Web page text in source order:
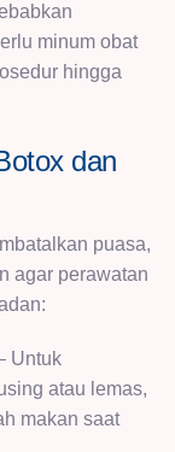
minum obat
hingga
dan
puasa,
agar perawatan
Untuk
atau lemas,
makan saat